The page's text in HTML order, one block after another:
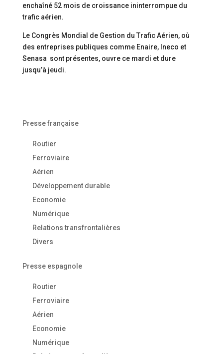
enchaîné 52 mois de croissance ininterrompue du
trafic aérien.
Le Congrès Mondial de Gestion du Trafic Aérien, où
des entreprises publiques comme Enaire, Ineco et
Senasa sont présentes, ouvre ce mardi et dure
jusqu’à jeudi.
Presse française
Routier
Ferroviaire
Aérien
Développement durable
Economie
Numérique
Relations transfrontalières
Divers
Presse espagnole
Routier
Ferroviaire
Aérien
Economie
Numérique